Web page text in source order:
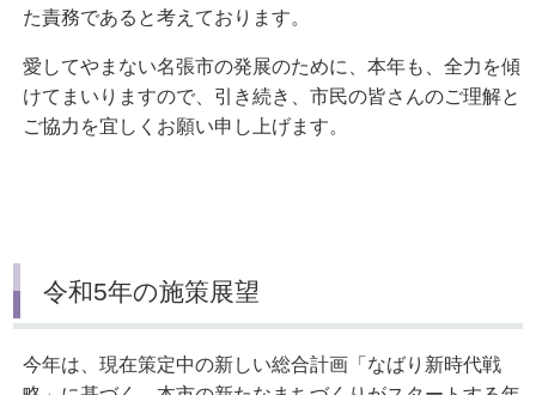
た責務であると考えております。
愛してやまない名張市の発展のために、本年も、全力を傾
けてまいりますので、引き続き、市民の皆さんのご理解と
ご協力を宜しくお願い申し上げます。
令和5年の施策展望
今年は、現在策定中の新しい総合計画「なばり新時代戦